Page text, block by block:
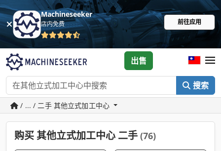
Machineseeker
店内免费 前往应用
搜索
出售
/ ... / 二手 其他立式加工中心
购买 其他立式加工中心 二手 (76)